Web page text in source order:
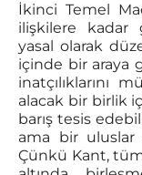
İkinci Temel
ilişkilere kadar
yasal olarak
içinde bir araya
inatçılıklarını
alacak bir birlik
barış tesis
ama bir uluslar
Çünkü Kant,